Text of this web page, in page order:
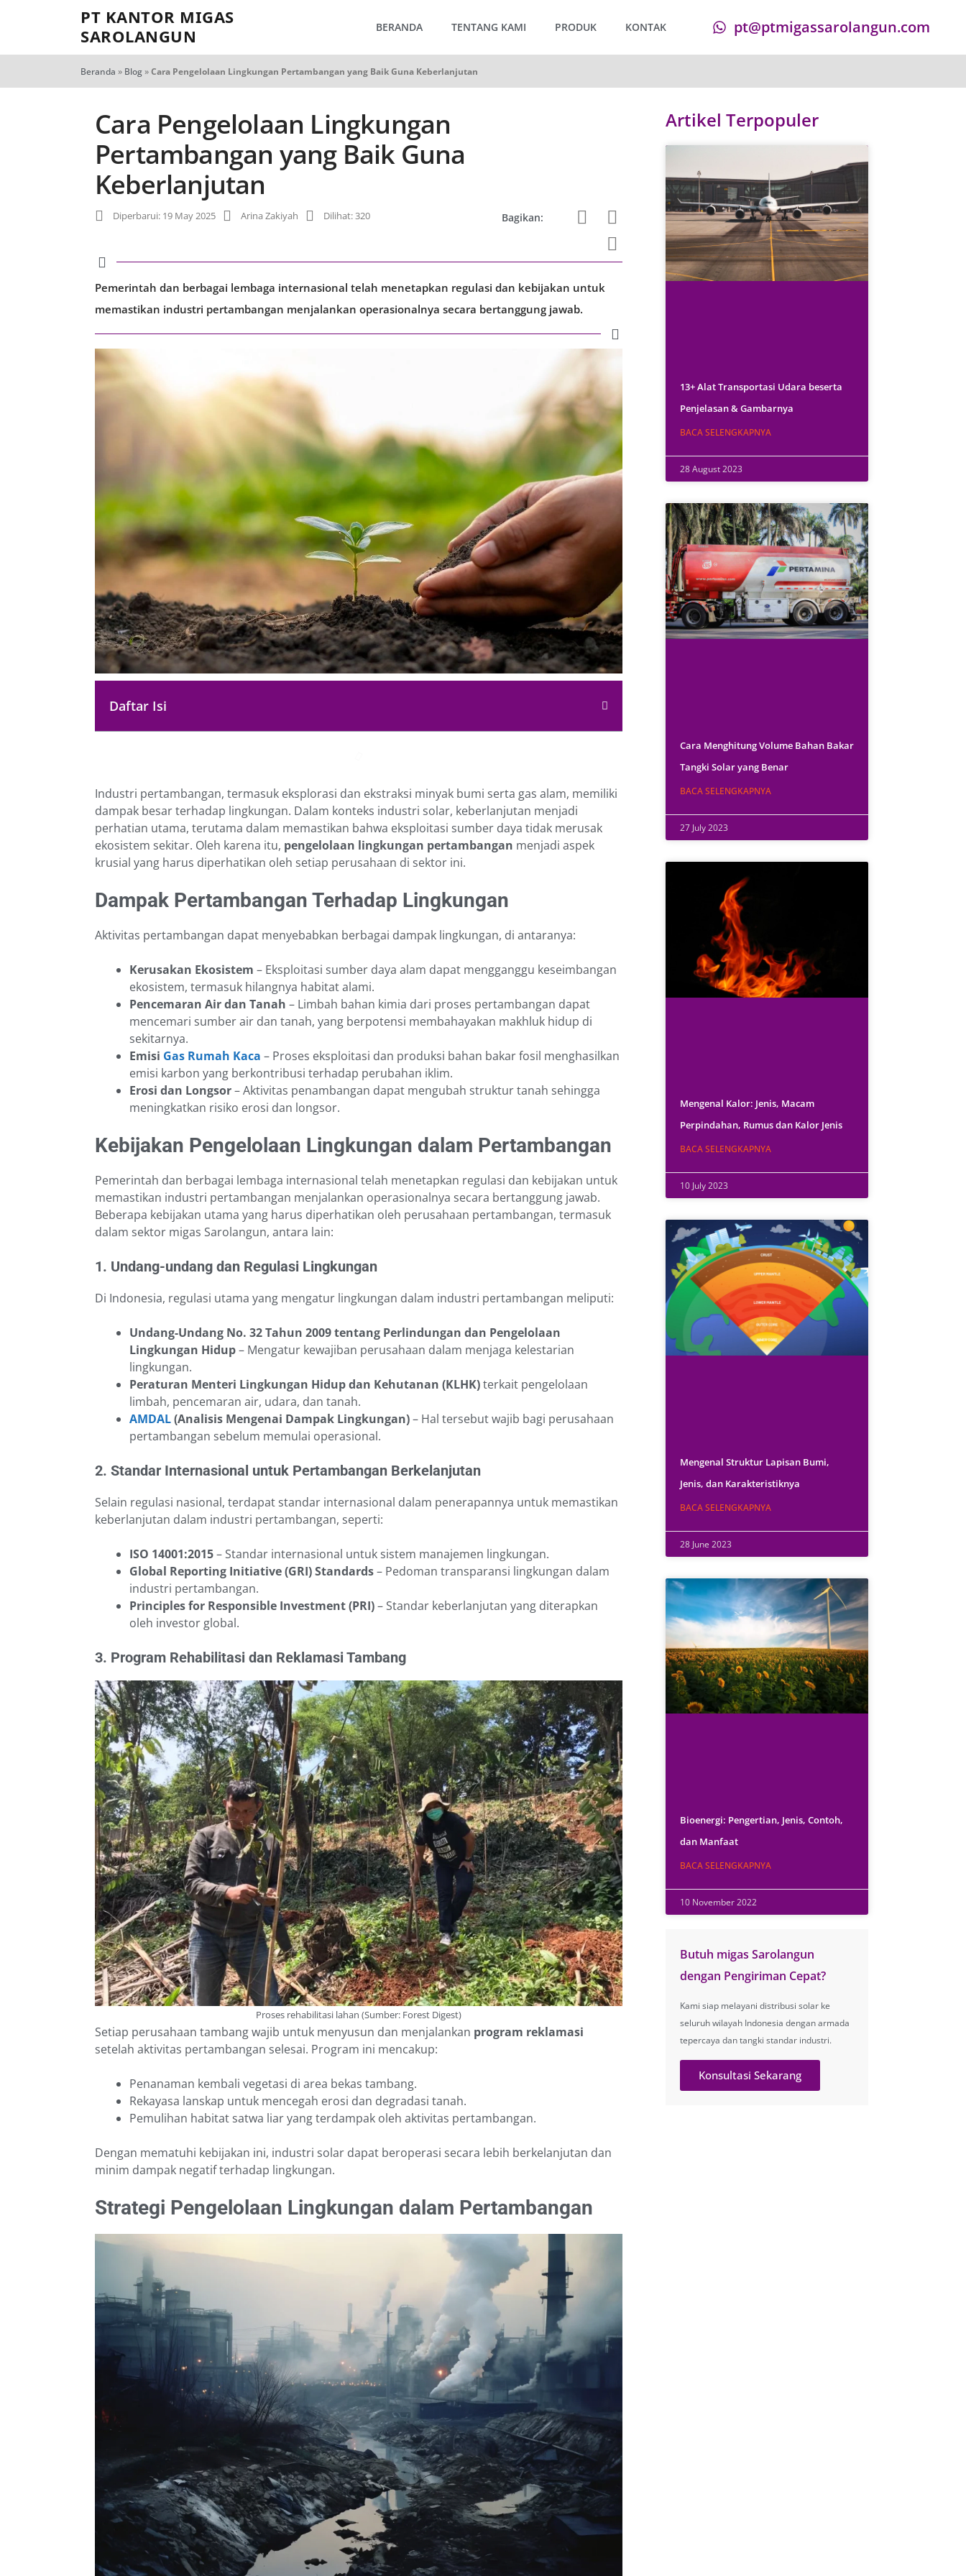
PT KANTOR MIGAS
SAROLANGUN
BERANDA TENTANG KAMI PRODUK KONTAK pt@ptmigassarolangun.com
Beranda » Blog»Cara Pengelolaan Lingkungan Pertambangan yang Baik Guna Keberlanjutan
Cara Pengelolaan Lingkungan
Pertambangan yang Baik Guna
Keberlanjutan
Diperbarui: 19 May 2025 Arina Zakiyah Dilihat: 320 Bagikan:
Pemerintah dan berbagai lembaga internasional telah menetapkan regulasi dan kebijakan untuk
memastikan industri pertambangan menjalankan operasionalnya secara bertanggung jawab.
Daftar Isi
Industri pertambangan, termasuk eksplorasi dan ekstraksi minyak bumi serta gas alam, memiliki
dampak besar terhadap lingkungan. Dalam konteks industri solar, keberlanjutan menjadi
perhatian utama, terutama dalam memastikan bahwa eksploitasi sumber daya tidak merusak
ekosistem sekitar. Oleh karena itu, pengelolaan lingkungan pertambangan menjadi aspek
krusial yang harus diperhatikan oleh setiap perusahaan di sektor ini.
Dampak Pertambangan Terhadap Lingkungan
Aktivitas pertambangan dapat menyebabkan berbagai dampak lingkungan, di antaranya:
Kerusakan Ekosistem – Eksploitasi sumber daya alam dapat mengganggu keseimbangan
ekosistem, termasuk hilangnya habitat alami.
Pencemaran Air dan Tanah – Limbah bahan kimia dari proses pertambangan dapat
mencemari sumber air dan tanah, yang berpotensi membahayakan makhluk hidup di
sekitarnya.
Emisi Gas Rumah Kaca – Proses eksploitasi dan produksi bahan bakar fosil menghasilkan
emisi karbon yang berkontribusi terhadap perubahan iklim.
Erosi dan Longsor– Aktivitas penambangan dapat mengubah struktur tanah sehingga
meningkatkan risiko erosi dan longsor.
Kebijakan Pengelolaan Lingkungan dalam Pertambangan
Pemerintah dan berbagai lembaga internasional telah menetapkan regulasi dan kebijakan untuk
memastikan industri pertambangan menjalankan operasionalnya secara bertanggung jawab.
Beberapa kebijakan utama yang harus diperhatikan oleh perusahaan pertambangan, termasuk
dalam sektor migas Sarolangun, antara lain:
1. Undang-undang dan Regulasi Lingkungan
Di Indonesia, regulasi utama yang mengatur lingkungan dalam industri pertambangan meliputi:
Undang-Undang No. 32 Tahun 2009 tentang Perlindungan dan Pengelolaan
Lingkungan Hidup– Mengatur kewajiban perusahaan dalam menjaga kelestarian
lingkungan.
Peraturan Menteri Lingkungan Hidup dan Kehutanan (KLHK)terkait pengelolaan
limbah, pencemaran air, udara, dan tanah.
AMDAL(Analisis Mengenai Dampak Lingkungan)– Hal tersebut wajib bagi perusahaan
pertambangan sebelum memulai operasional.
2. Standar Internasional untuk Pertambangan Berkelanjutan
Selain regulasi nasional, terdapat standar internasional dalam penerapannya untuk memastikan
keberlanjutan dalam industri pertambangan, seperti:
ISO 14001:2015– Standar internasional untuk sistem manajemen lingkungan.
Global Reporting Initiative (GRI) Standards– Pedoman transparansi lingkungan dalam
industri pertambangan.
Principles for Responsible Investment (PRI)– Standar keberlanjutan yang diterapkan
oleh investor global.
3. Program Rehabilitasi dan Reklamasi Tambang
Proses rehabilitasi lahan (Sumber: Forest Digest)
Setiap perusahaan tambang wajib untuk menyusun dan menjalankan program reklamasi
setelah aktivitas pertambangan selesai. Program ini mencakup:
Penanaman kembali vegetasi di area bekas tambang.
Rekayasa lanskap untuk mencegah erosi dan degradasi tanah.
Pemulihan habitat satwa liar yang terdampak oleh aktivitas pertambangan.
Dengan mematuhi kebijakan ini, industri solar dapat beroperasi secara lebih berkelanjutan dan
minim dampak negatif terhadap lingkungan.
Strategi Pengelolaan Lingkungan dalam Pertambangan
Artikel Terpopuler
13+ Alat Transportasi Udara beserta
Penjelasan & Gambarnya
BACA SELENGKAPNYA
28 August 2023
Cara Menghitung Volume Bahan Bakar
Tangki Solar yang Benar
BACA SELENGKAPNYA
27 July 2023
Mengenal Kalor: Jenis, Macam
Perpindahan, Rumus dan Kalor Jenis
BACA SELENGKAPNYA
10 July 2023
Mengenal Struktur Lapisan Bumi,
Jenis, dan Karakteristiknya
BACA SELENGKAPNYA
28 June 2023
Bioenergi: Pengertian, Jenis, Contoh,
dan Manfaat
BACA SELENGKAPNYA
10 November 2022
Butuh migas Sarolangun
dengan Pengiriman Cepat?
Kami siap melayani distribusi solar ke
seluruh wilayah Indonesia dengan armada
tepercaya dan tangki standar industri.
Konsultasi Sekarang